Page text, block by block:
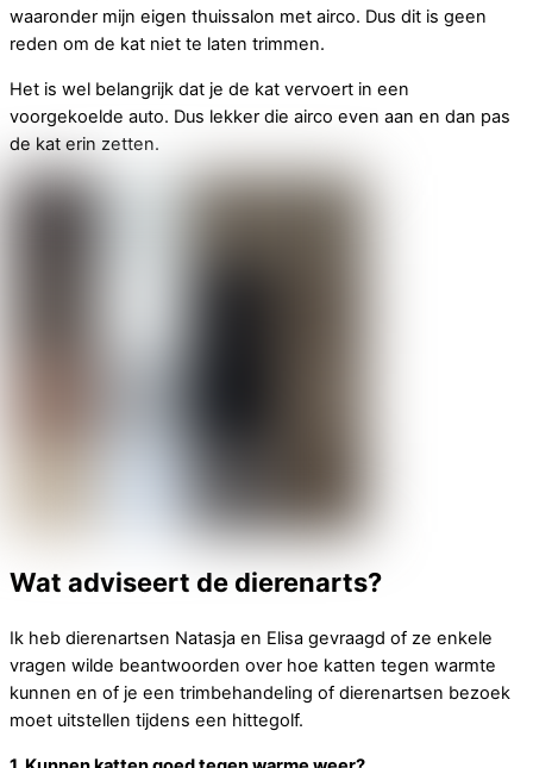
waaronder mijn eigen thuissalon met airco. Dus dit is geen
reden om de kat niet te laten trimmen.
Het is wel belangrijk dat je de kat vervoert in een
voorgekoelde auto. Dus lekker die airco even aan en dan pas
de kat erin zetten.
Wat adviseert de dierenarts?
Ik heb dierenartsen Natasja en Elisa gevraagd of ze enkele
vragen wilde beantwoorden over hoe katten tegen warmte
kunnen en of je een trimbehandeling of dierenartsen bezoek
moet uitstellen tijdens een hittegolf.